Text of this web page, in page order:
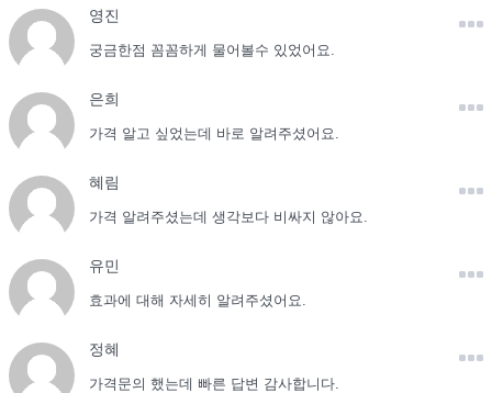
영진
궁금한점 꼼꼼하게 물어볼수 있었어요.
은희
가격 알고 싶었는데 바로 알려주셨어요.
혜림
가격 알려주셨는데 생각보다 비싸지 않아요.
유민
효과에 대해 자세히 알려주셨어요.
정혜
가격문의 했는데 빠른 답변 감사합니다.